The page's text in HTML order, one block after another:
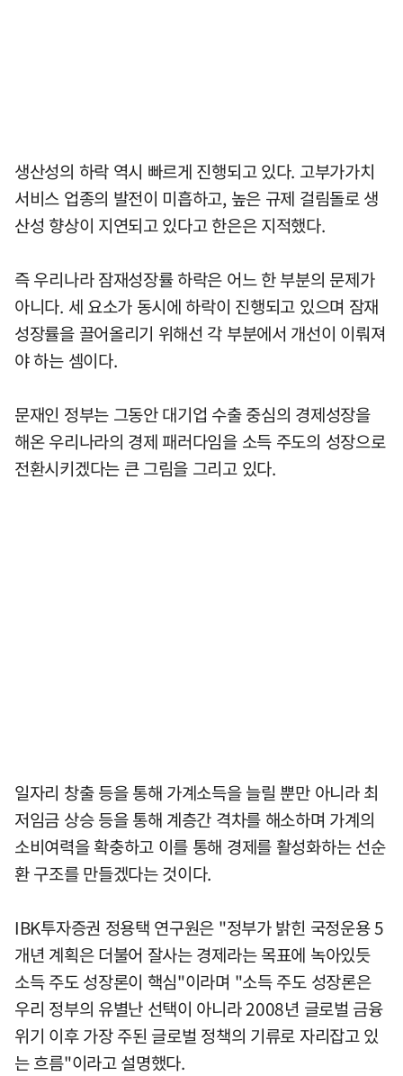
생산성의 하락 역시 빠르게 진행되고 있다. 고부가가치
서비스 업종의 발전이 미흡하고, 높은 규제 걸림돌로 생
산성 향상이 지연되고 있다고 한은은 지적했다.
즉 우리나라 잠재성장률 하락은 어느 한 부분의 문제가
아니다. 세 요소가 동시에 하락이 진행되고 있으며 잠재
성장률을 끌어올리기 위해선 각 부분에서 개선이 이뤄져
야 하는 셈이다.
문재인 정부는 그동안 대기업 수출 중심의 경제성장을
해온 우리나라의 경제 패러다임을 소득 주도의 성장으로
전환시키겠다는 큰 그림을 그리고 있다.
일자리 창출 등을 통해 가계소득을 늘릴 뿐만 아니라 최
저임금 상승 등을 통해 계층간 격차를 해소하며 가계의
소비여력을 확충하고 이를 통해 경제를 활성화하는 선순
환 구조를 만들겠다는 것이다.
IBK투자증권 정용택 연구원은 "정부가 밝힌 국정운용 5
개년 계획은 더불어 잘사는 경제라는 목표에 녹아있듯
소득 주도 성장론이 핵심"이라며 "소득 주도 성장론은
우리 정부의 유별난 선택이 아니라 2008년 글로벌 금융
위기 이후 가장 주된 글로벌 정책의 기류로 자리잡고 있
는 흐름"이라고 설명했다.